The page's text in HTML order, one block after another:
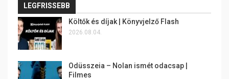
LEGFRISSEBB
Költők és díjak | Könyvjelző Flash
2026.08.04.
Odüsszeia – Nolan ismét odacsap |
Filmes